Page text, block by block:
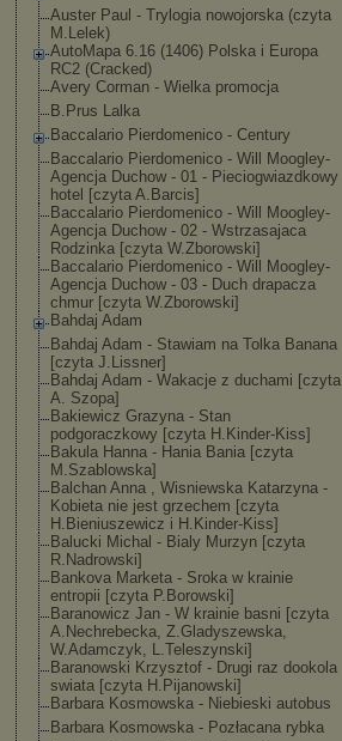
Auster Paul - Trylogia nowojorska (czyta
M.Lelek)
AutoMapa 6.16 (1406) Polska i Europa
RC2 (Cracked)
Avery Corman - Wielka promocja
B.Prus Lalka
Baccalario Pierdomenico - Century
Baccalario Pierdomenico - Will Moogley-
Agencja Duchow - 01 - Pieciogwiazdkowy
hotel [czyta A.Barcis]
Baccalario Pierdomenico - Will Moogley-
Agencja Duchow - 02 - Wstrzasajaca
Rodzinka [czyta W.Zborowski]
Baccalario Pierdomenico - Will Moogley-
Agencja Duchow - 03 - Duch drapacza
chmur [czyta W.Zborowski]
Bahdaj Adam
Bahdaj Adam - Stawiam na Tolka Banana
[czyta J.Lissner]
Bahdaj Adam - Wakacje z duchami [czyta
A. Szopa]
Bakiewicz Grazyna - Stan
podgoraczkowy [czyta H.Kinder-Kiss]
Bakula Hanna - Hania Bania [czyta
M.Szablowska]
Balchan Anna , Wisniewska Katarzyna -
Kobieta nie jest grzechem [czyta
H.Bieniuszewicz i H.Kinder-Kiss]
Balucki Michal - Bialy Murzyn [czyta
R.Nadrowski]
Bankova Marketa - Sroka w krainie
entropii [czyta P.Borowski]
Baranowicz Jan - W krainie basni [czyta
A.Nechrebecka, Z.Gladyszewska,
W.Adamczyk, L.Teleszynski]
Baranowski Krzysztof - Drugi raz dookola
swiata [czyta H.Pijanowski]
Barbara Kosmowska - Niebieski autobus
Barbara Kosmowska - Pozłacana rybka